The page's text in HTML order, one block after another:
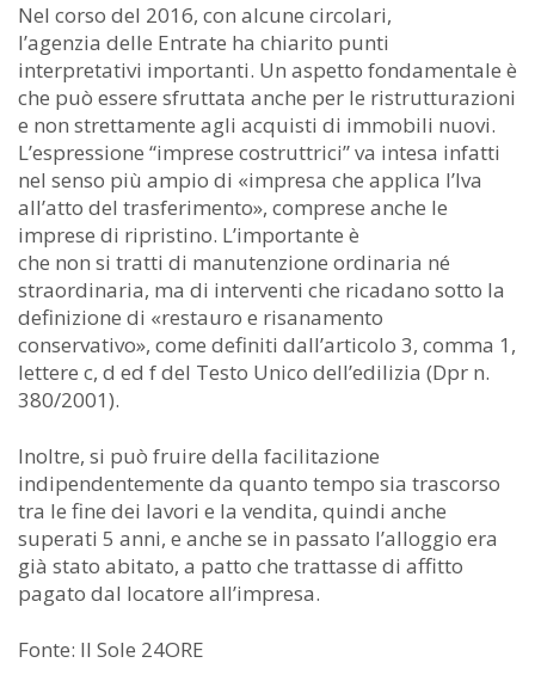
Nel corso del 2016, con alcune circolari,
l’agenzia delle Entrate ha chiarito punti
interpretativi importanti. Un aspetto fondamentale è
che può essere sfruttata anche per le ristrutturazioni
e non strettamente agli acquisti di immobili nuovi.
L’espressione “imprese costruttrici” va intesa infatti
nel senso più ampio di «impresa che applica l’Iva
all’atto del trasferimento», comprese anche le
imprese di ripristino. L’importante è
che non si tratti di manutenzione ordinaria né
straordinaria, ma di interventi che ricadano sotto la
definizione di «restauro e risanamento
conservativo», come definiti dall’articolo 3, comma 1,
lettere c, d ed f del Testo Unico dell’edilizia (Dpr n.
380/2001).
Inoltre, si può fruire della facilitazione
indipendentemente da quanto tempo sia trascorso
tra le fine dei lavori e la vendita, quindi anche
superati 5 anni, e anche se in passato l’alloggio era
già stato abitato, a patto che trattasse di affitto
pagato dal locatore all’impresa.
Fonte: Il Sole 24ORE